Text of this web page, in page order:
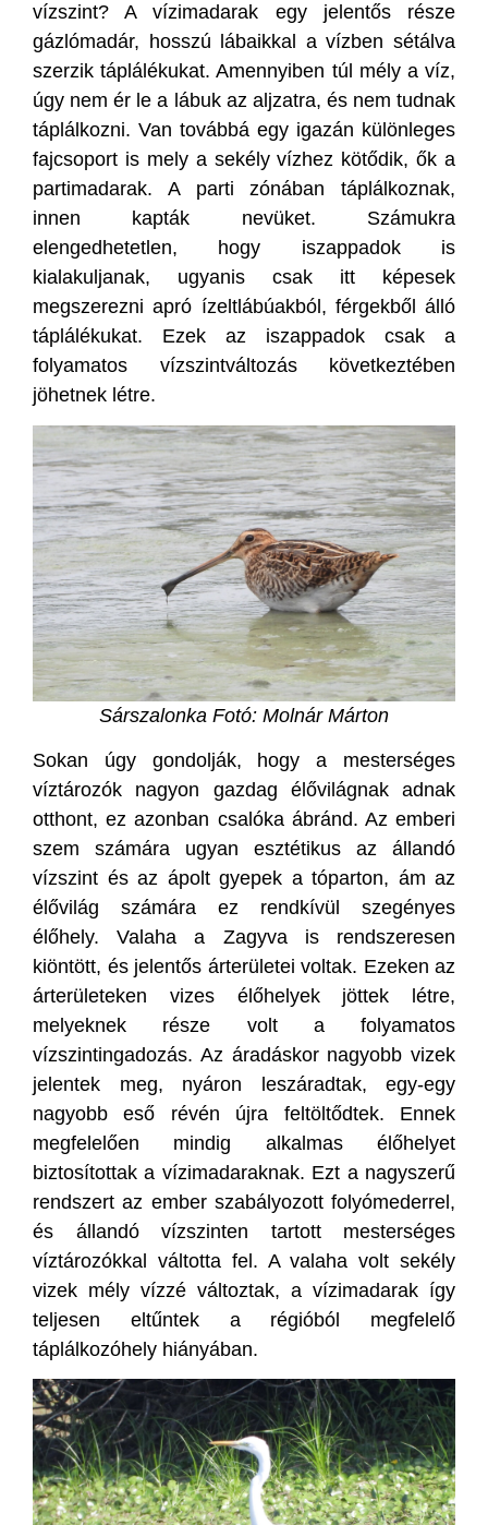
vízszint? A vízimadarak egy jelentős része
gázlómadár, hosszú lábaikkal a vízben sétálva
szerzik táplálékukat. Amennyiben túl mély a víz,
úgy nem ér le a lábuk az aljzatra, és nem tudnak
táplálkozni. Van továbbá egy igazán különleges
fajcsoport is mely a sekély vízhez kötődik, ők a
partimadarak. A parti zónában táplálkoznak,
innen kapták nevüket. Számukra
elengedhetetlen, hogy iszappadok is
kialakuljanak, ugyanis csak itt képesek
megszerezni apró ízeltlábúakból, férgekből álló
táplálékukat. Ezek az iszappadok csak a
folyamatos vízszintváltozás következtében
jöhetnek létre.
Sárszalonka Fotó: Molnár Márton
Sokan úgy gondolják, hogy a mesterséges
víztározók nagyon gazdag élővilágnak adnak
otthont, ez azonban csalóka ábránd. Az emberi
szem számára ugyan esztétikus az állandó
vízszint és az ápolt gyepek a tóparton, ám az
élővilág számára ez rendkívül szegényes
élőhely. Valaha a Zagyva is rendszeresen
kiöntött, és jelentős árterületei voltak. Ezeken az
árterületeken vizes élőhelyek jöttek létre,
melyeknek része volt a folyamatos
vízszintingadozás. Az áradáskor nagyobb vizek
jelentek meg, nyáron leszáradtak, egy-egy
nagyobb eső révén újra feltöltődtek. Ennek
megfelelően mindig alkalmas élőhelyet
biztosítottak a vízimadaraknak. Ezt a nagyszerű
rendszert az ember szabályozott folyómederrel,
és állandó vízszinten tartott mesterséges
víztározókkal váltotta fel. A valaha volt sekély
vizek mély vízzé változtak, a vízimadarak így
teljesen eltűntek a régióból megfelelő
táplálkozóhely hiányában.